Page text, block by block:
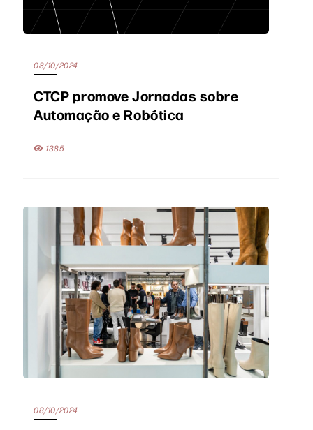
08/10/2024
CTCP promove Jornadas sobre
Automação e Robótica
1385
08/10/2024